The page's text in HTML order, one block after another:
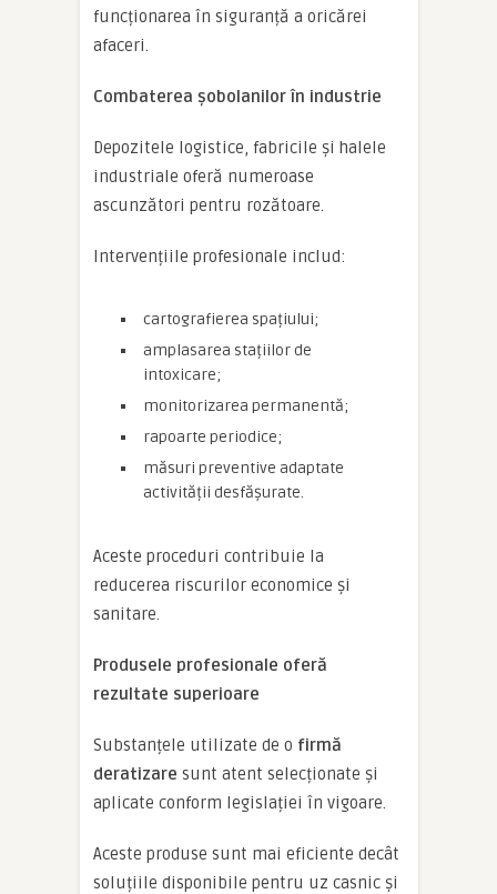
funcționarea în siguranță a oricărei
afaceri.
Combaterea șobolanilor în industrie
Depozitele logistice, fabricile și halele
industriale oferă numeroase
ascunzători pentru rozătoare.
Intervențiile profesionale includ:
cartografierea spațiului;
amplasarea stațiilor de
intoxicare;
monitorizarea permanentă;
rapoarte periodice;
măsuri preventive adaptate
activității desfășurate.
Aceste proceduri contribuie la
reducerea riscurilor economice și
sanitare.
Produsele profesionale oferă
rezultate superioare
Substanțele utilizate de o firmă
deratizare sunt atent selecționate și
aplicate conform legislației în vigoare.
Aceste produse sunt mai eficiente decât
soluțiile disponibile pentru uz casnic și